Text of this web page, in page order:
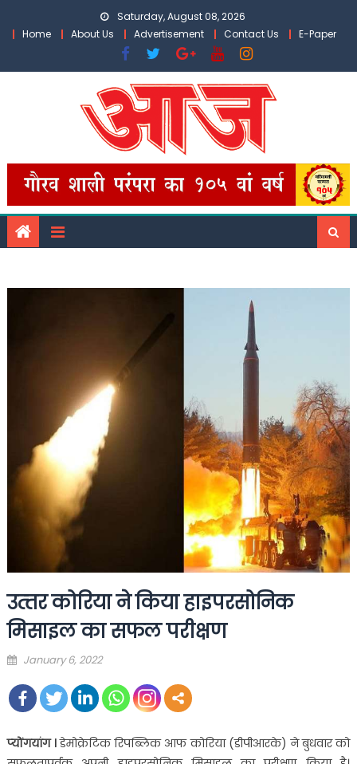
Saturday, August 08, 2026
Home
About Us Advertisement Contact Us E-Paper
उत्‍तर कोरिया ने किया हाइपरसोनिक
मिसाइल का सफल परीक्षण
Posted
January 6, 2022
प्‍योंगयांग ।डेमोक्रेटिक रिपब्लिक आफ कोरिया (डीपीआरके) ने बुधवार को